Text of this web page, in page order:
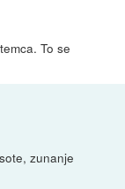
To se
zunanje